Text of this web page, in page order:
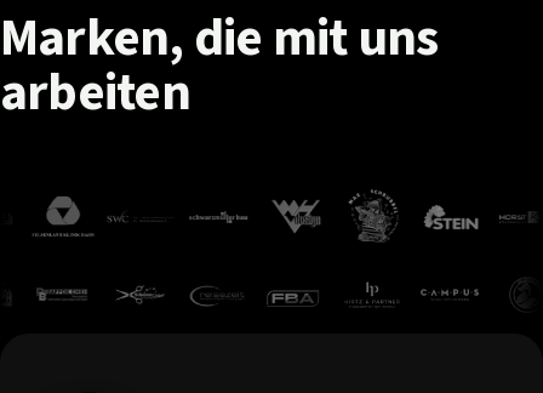
Marken,die mituns
arbeiten